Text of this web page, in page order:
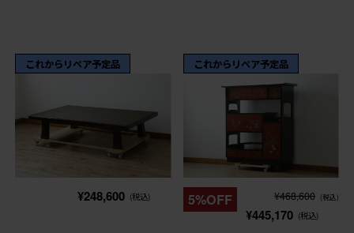
これからリペア予定品
¥248,600 (税込)
これからリペア予定品
5%OFF ¥468,600 (税込)
¥445,170 (税込)